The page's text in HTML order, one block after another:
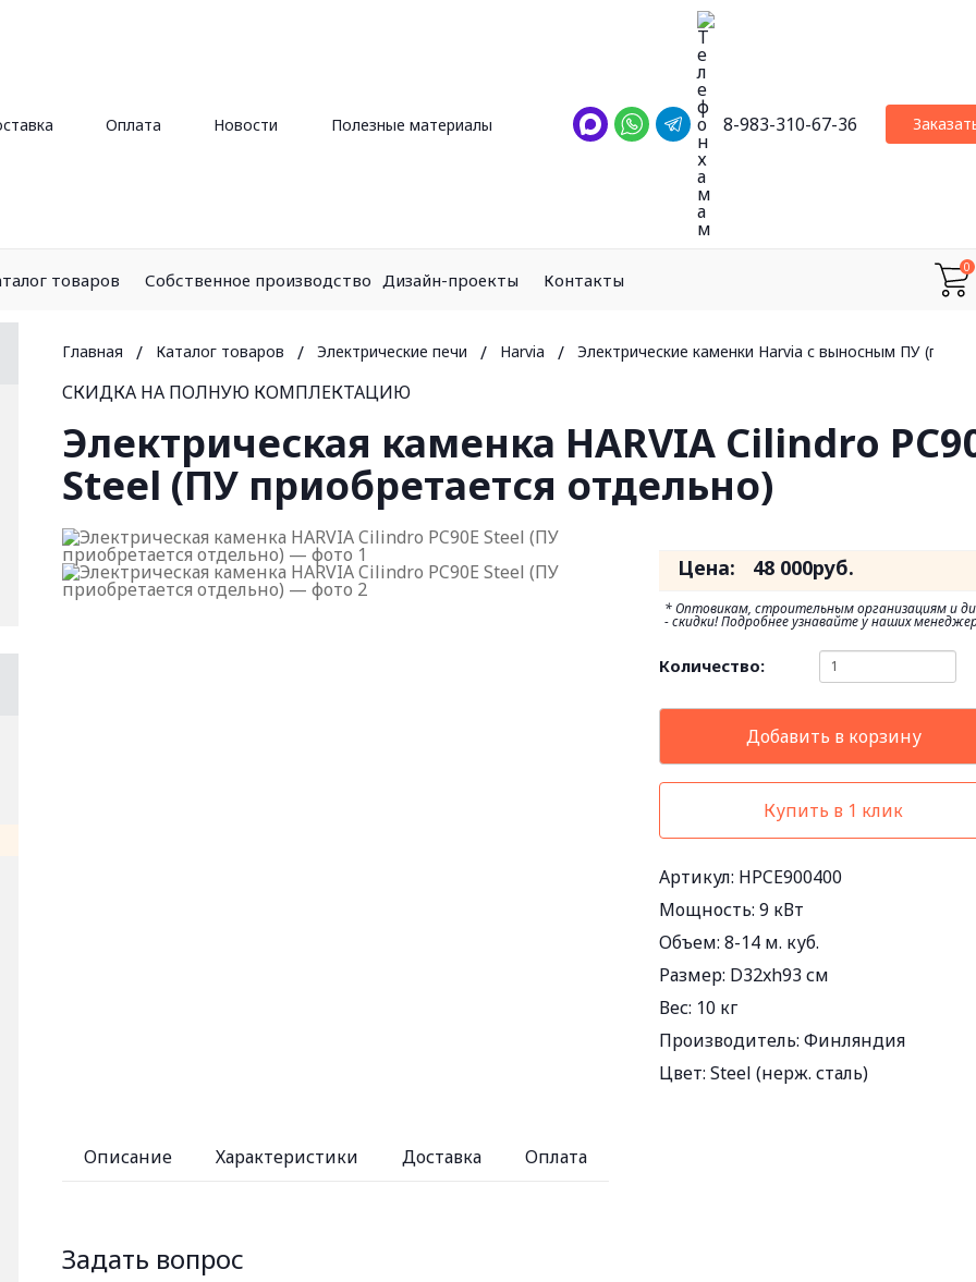
Оплата Новости Полезные материалы 8-983-310-67-36
товаров Собственное производство Дизайн-проекты Контакты
0
Главная / Каталог товаров / Электрические печи / Harvia / Электрические каменки Harvia с выносным ПУ
СКИДКА НА ПОЛНУЮ КОМПЛЕКТАЦИЮ
Электрическая каменка HARVIA Cilindro
Steel (ПУ приобретается отдельно)
Цена: 48 000руб.
* Оптовикам, строительным организациям и
- скидки! Подробнее узнавайте у наших
Количество:
Добавить в корзину
Купить в 1 клик
Артикул: HPCE900400
Мощность:9 кВт
Объем:8-14 м. куб.
Размер: D32xh93 см
Вес: 10 кг
Производитель:Финляндия
Цвет:Steel (нерж. сталь)
Описание Характеристики Доставка Оплата
Задать вопрос